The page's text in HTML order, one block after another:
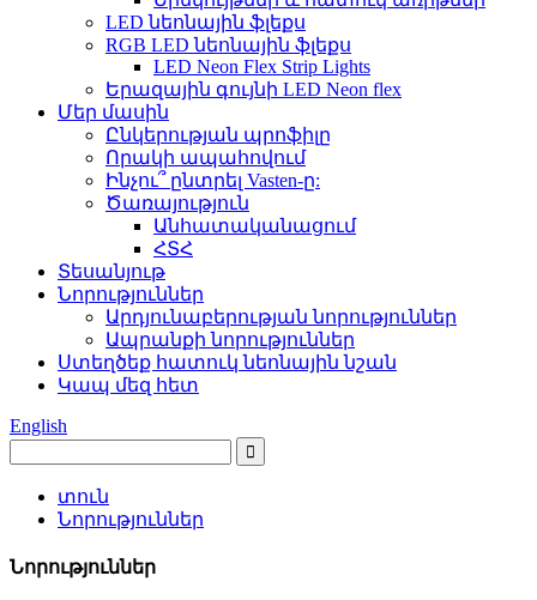
LED նեոնային ֆլեքս
RGB LED նեոնային ֆլեքս
LED Neon Flex Strip Lights
Երազային գույնի LED Neon flex
Մեր մասին
Ընկերության պրոֆիլը
Որակի ապահովում
Ինչու՞ ընտրել Vasten-ը:
Ծառայություն
Անհատականացում
ՀՏՀ
Տեսանյութ
Նորություններ
Արդյունաբերության նորություններ
Ապրանքի նորություններ
Ստեղծեք հատուկ նեոնային նշան
Կապ մեզ հետ
English
տուն
Նորություններ
Նորություններ